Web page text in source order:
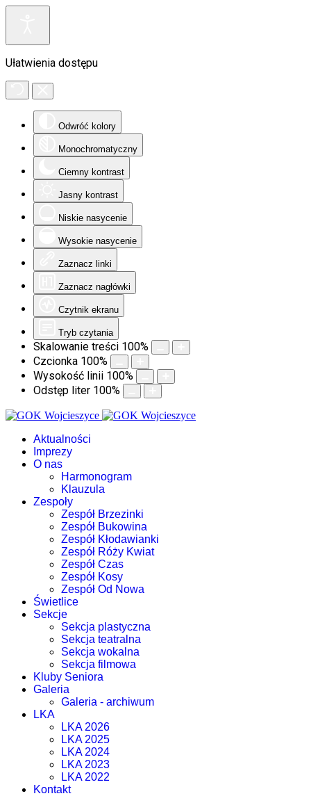
Ułatwienia dostępu
Odwróć kolory
Monochromatyczny
Ciemny kontrast
Jasny kontrast
Niskie nasycenie
Wysokie nasycenie
Zaznacz linki
Zaznacz nagłówki
Czytnik ekranu
Tryb czytania
Skalowanie treści 100%
Czcionka 100%
Wysokość linii 100%
Odstęp liter 100%
Aktualności
Imprezy
O nas
Harmonogram
Klauzula
Zespoły
Zespół Brzezinki
Zespół Bukowina
Zespół Kłodawianki
Zespół Róży Kwiat
Zespół Czas
Zespół Kosy
Zespół Od Nowa
Świetlice
Sekcje
Sekcja plastyczna
Sekcja teatralna
Sekcja wokalna
Sekcja filmowa
Kluby Seniora
Galeria
Galeria - archiwum
LKA
LKA 2026
LKA 2025
LKA 2024
LKA 2023
LKA 2022
Kontakt